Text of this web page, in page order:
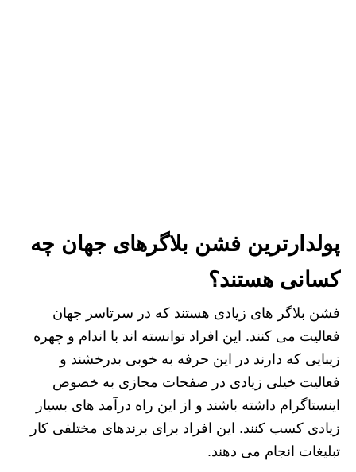
پولدارترین فشن بلاگرهای جهان چه
کسانی هستند؟
فشن بلاگر های زیادی هستند که در سرتاسر جهان
فعالیت می کنند. این افراد توانسته اند با اندام و چهره
زیبایی که دارند در این حرفه به خوبی بدرخشند و
فعالیت خیلی زیادی در صفحات مجازی به خصوص
اینستاگرام داشته باشند و از این راه درآمد های بسیار
زیادی کسب کنند. این افراد برای برندهای مختلفی کار
تبلیغات انجام می دهند.